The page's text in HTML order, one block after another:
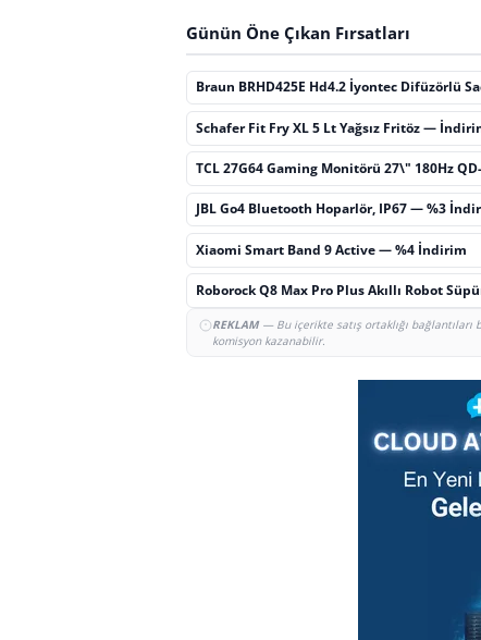
Günün Öne Çıkan Fırsatları
Braun BRHD425E Hd4.2 İyontec Difüzörlü
Schafer Fit Fry XL 5 Lt Yağsız Fritöz —
TCL 27G64 Gaming Monitörü 27\" 180Hz
JBL Go4 Bluetooth Hoparlör, IP67 — %3
Xiaomi Smart Band 9 Active — %4 İndirim
Roborock Q8 Max Pro Plus Akıllı Robot
REKLAM— Bu içerikte satış ortaklığı bağlantıları
komisyon kazanabilir.